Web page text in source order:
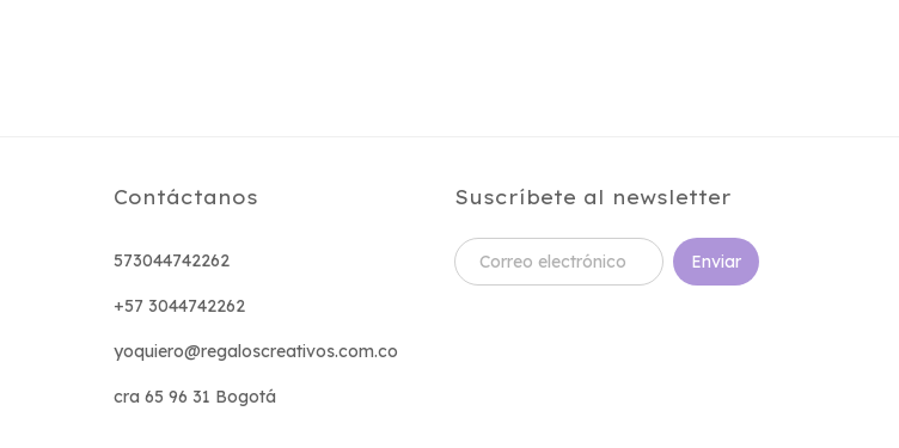
Contáctanos
573044742262
+57 3044742262
yoquiero@regaloscreativos.com.co
cra 65 96 31 Bogotá
Suscríbete al newsletter